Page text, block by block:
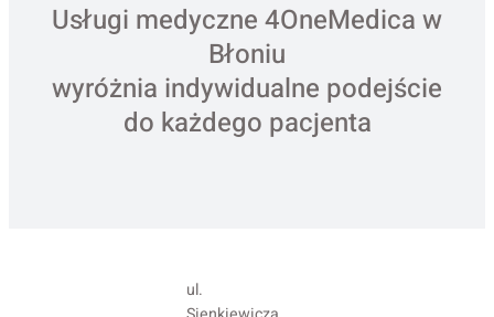
Usługi medyczne 4OneMedica w
Błoniu
wyróżnia indywidualne podejście
do każdego pacjenta
ul.